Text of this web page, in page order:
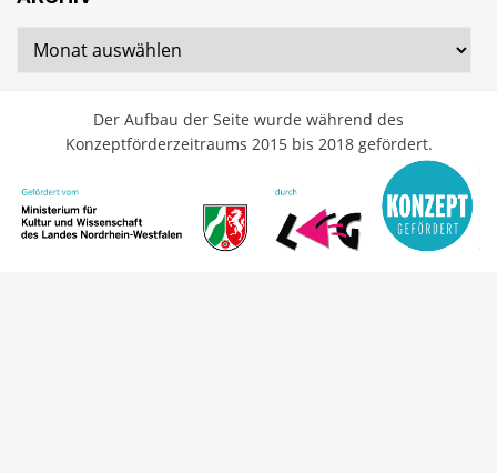
Archiv
Der Aufbau der Seite wurde während des
Konzeptförderzeitraums 2015 bis 2018 gefördert.